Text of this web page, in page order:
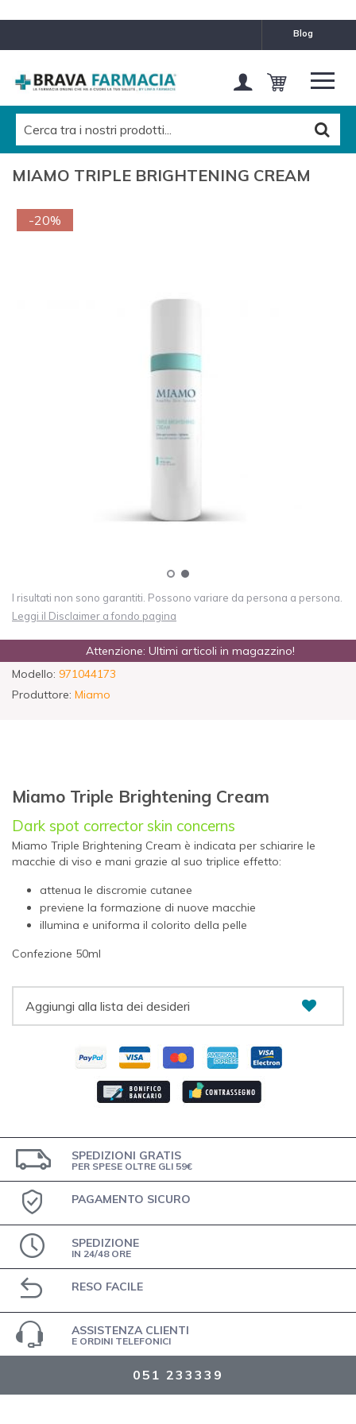
blog
MIAMO TRIPLE BRIGHTENING CREAM
-20%
I risultati non sono garantiti. Possono variare da persona a persona.
Leggi il Disclaimer a fondo pagina
Attenzione: Ultimi articoli in magazzino!
Modello: 971044173
Produttore: Miamo
Miamo Triple Brightening Cream
Dark spot corrector skin concerns
Miamo Triple Brightening Cream è indicata per schiarire le
macchie di viso e mani grazie al suo triplice effetto:
attenua le discromie cutanee
previene la formazione di nuove macchie
illumina e uniforma il colorito della pelle
Confezione 50ml
Aggiungi alla lista dei desideri
SPEDIZIONI GRATIS
PER SPESE OLTRE GLI 59€
PAGAMENTO SICURO
SPEDIZIONE
IN 24/48 ORE
RESO FACILE
ASSISTENZA CLIENTI
E ORDINI TELEFONICI
051 233339